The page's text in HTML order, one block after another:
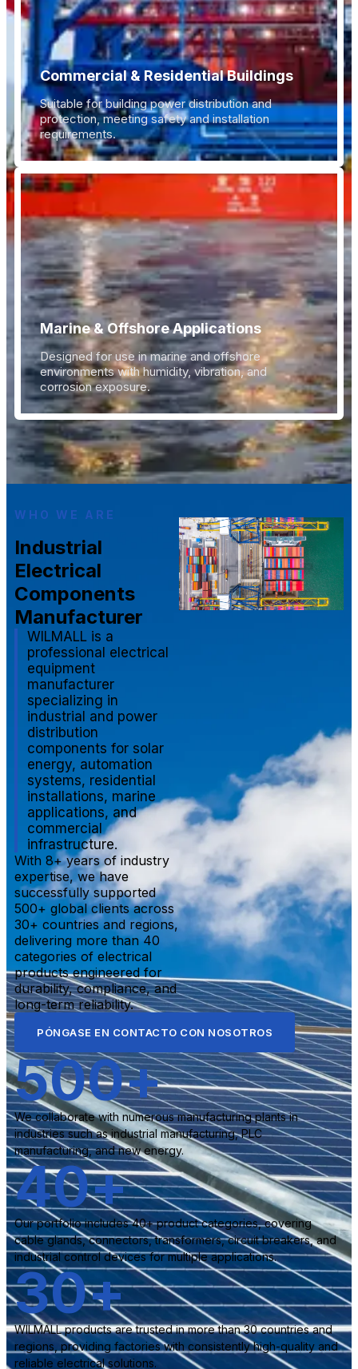
Commercial & Residential Buildings
Suitable for building power distribution and
protection, meeting safety and installation
requirements.
Marine & Offshore Applications
Designed for use in marine and offshore
environments with humidity, vibration, and
corrosion exposure.
WHO WE ARE
Industrial
Electrical
Components
Manufacturer
WILMALL is a
professional electrical
equipment
manufacturer
specializing in
industrial and power
distribution
components for solar
energy, automation
systems, residential
installations, marine
applications, and
commercial
infrastructure.
With 8+ years of industry
expertise, we have
successfully supported
500+ global clients across
30+ countries and regions,
delivering more than 40
categories of electrical
products engineered for
durability, compliance, and
long-term reliability.
PÓNGASE EN CONTACTO CON NOSOTROS
We collaborate with numerous manufacturing plants in
industries such as industrial manufacturing, PLC
manufacturing, and new energy.
500+
Our portfolio includes 40+ product categories, covering
cable glands, connectors, transformers, circuit breakers, and
industrial control devices for multiple applications.
40+
WILMALL products are trusted in more than 30 countries and
regions, providing factories with consistently high-quality and
reliable electrical solutions.
30+